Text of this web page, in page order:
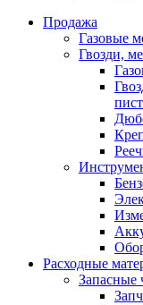
Продажа
Газовые
Гвозди,
Расходные
Запасные